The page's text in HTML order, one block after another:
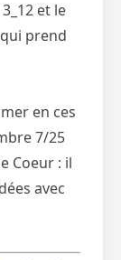
et le
prend
en ces
7/25
Coeur : il
avec